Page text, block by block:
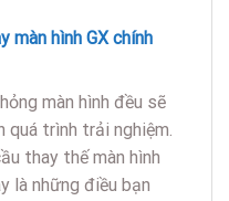
màn hình GX chính
màn hình đều sẽ
quá trình trải nghiệm.
thay thế màn hình
là những điều bạn